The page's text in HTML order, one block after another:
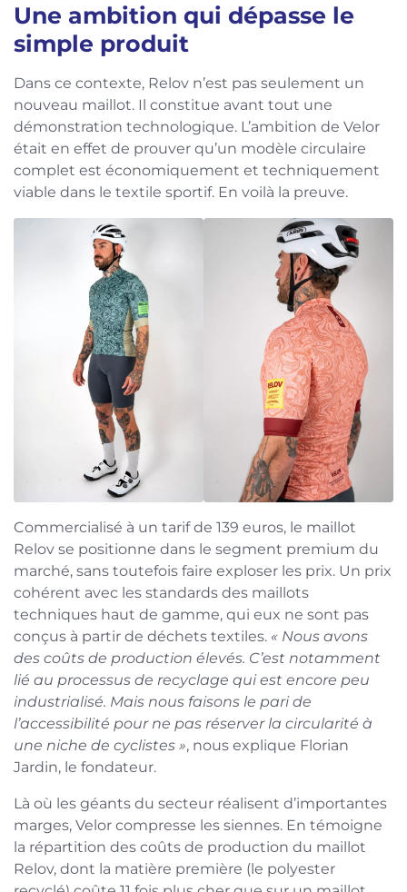
Une ambition qui dépasse le
simple produit
Dans ce contexte, Relov n’est pas seulement un
nouveau maillot. Il constitue avant tout une
démonstration technologique. L’ambition de Velor
était en effet de prouver qu’un modèle circulaire
complet est économiquement et techniquement
viable dans le textile sportif. En voilà la preuve.
Commercialisé à un tarif de 139 euros, le maillot
Relov se positionne dans le segment premium du
marché, sans toutefois faire exploser les prix. Un prix
cohérent avec les standards des maillots
techniques haut de gamme, qui eux ne sont pas
conçus à partir de déchets textiles. « Nous avons
des coûts de production élevés. C’est notamment
lié au processus de recyclage qui est encore peu
industrialisé. Mais nous faisons le pari de
l’accessibilité pour ne pas réserver la circularité à
une niche de cyclistes », nous explique Florian
Jardin, le fondateur.
Là où les géants du secteur réalisent d’importantes
marges, Velor compresse les siennes. En témoigne
la répartition des coûts de production du maillot
Relov, dont la matière première (le polyester